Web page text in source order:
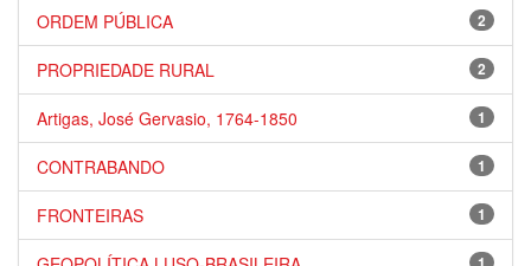
2
ORDEM PÚBLICA
2
PROPRIEDADE RURAL
1
Artigas, José Gervasio, 1764-1850
1
CONTRABANDO
1
FRONTEIRAS